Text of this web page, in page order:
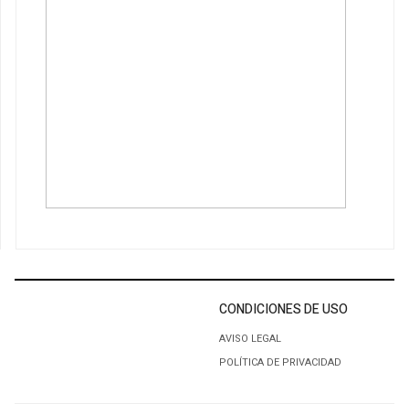
CONDICIONES DE USO
AVISO LEGAL
POLÍTICA DE PRIVACIDAD